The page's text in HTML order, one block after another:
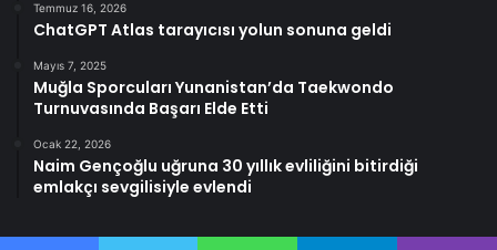
Temmuz 16, 2026
ChatGPT Atlas tarayıcısı yolun sonuna geldi
Mayıs 7, 2025
Muğla Sporcuları Yunanistan’da Taekwondo
Turnuvasında Başarı Elde Etti
Ocak 22, 2026
Naim Gençoğlu uğruna 30 yıllık evliliğini bitirdiği
emlakçı sevgilisiyle evlendi